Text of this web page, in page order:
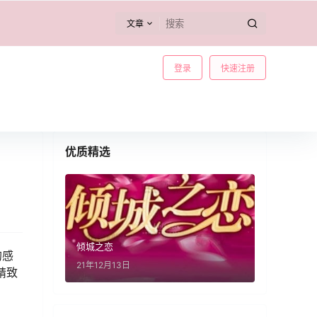
文章
登录 快速注册
致
优质精选
倾城之恋
21年12月13日